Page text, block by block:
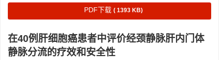
PDF下载 ( 1393 KB)
在40例肝细胞癌患者中评价经颈静脉肝内门体
静脉分流的疗效和安全性